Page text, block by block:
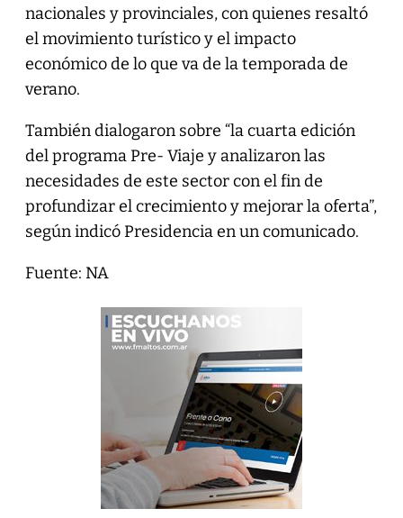
nacionales y provinciales, con quienes resaltó
el movimiento turístico y el impacto
económico de lo que va de la temporada de
verano.
También dialogaron sobre “la cuarta edición
del programa Pre- Viaje y analizaron las
necesidades de este sector con el fin de
profundizar el crecimiento y mejorar la oferta”,
según indicó Presidencia en un comunicado.
Fuente: NA